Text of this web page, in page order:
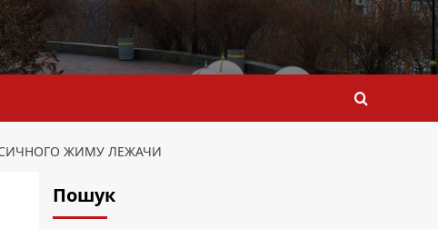
ЖИМУ ЛЕЖАЧИ
Пошук